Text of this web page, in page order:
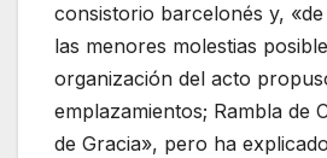
consistorio barcelonés y,
las menores molestias
organización del acto
emplazamientos; Rambla de
de Gracia», pero ha